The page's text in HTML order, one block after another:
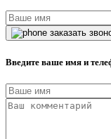
заказать
Введите ваше имя и